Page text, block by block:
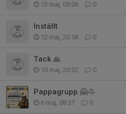
13 maj, 09:06 0
Inställt
12 maj, 20:58 0
Tack 🙏
10 maj, 20:32 0
Pappagrupp 🤗🐴
6 maj, 08:37 0